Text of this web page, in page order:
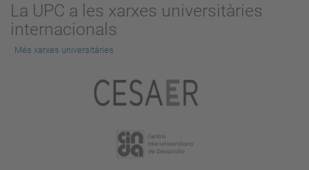
La UPC a les xarxes universitàries
internacionals
Més xarxes universitàries